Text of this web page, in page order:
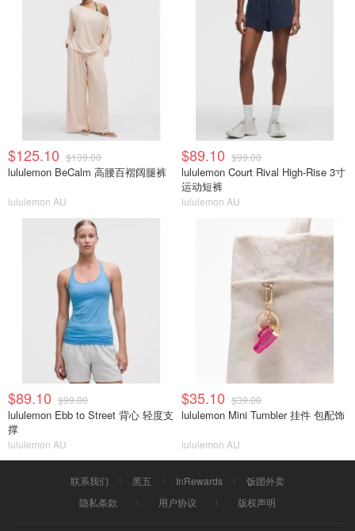
$125.10 $139.00
lululemon BeCalm 高腰百褶阔腿裤
lululemon AU
$89.10 $99.00
lululemon Court Rival High-Rise 3寸
运动短裤
lululemon AU
$89.10 $99.00
lululemon Ebb to Street 背心 轻度支
撑
lululemon AU
$35.10 $39.00
lululemon Mini Tumbler 挂件 包配饰
lululemon AU
联系我们 黑五 InRewards
饭团外卖
隐私条款
用户协议 版权声明